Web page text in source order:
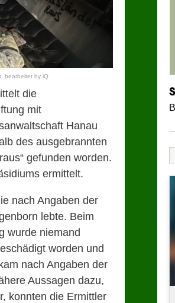
bearbeitet by iQ
die
mit
Hanau
des ausgebrannten
gefunden worden.
ermittelt.
nach Angaben der
lebte. Beim
wurde niemand
worden und
nach Angaben der
Aussagen dazu,
konnten die Ermittler